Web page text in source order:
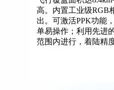
高。内置工业级RGB
出。可激活PPK功能
单易操作；利用先进
范围内进行，着陆精